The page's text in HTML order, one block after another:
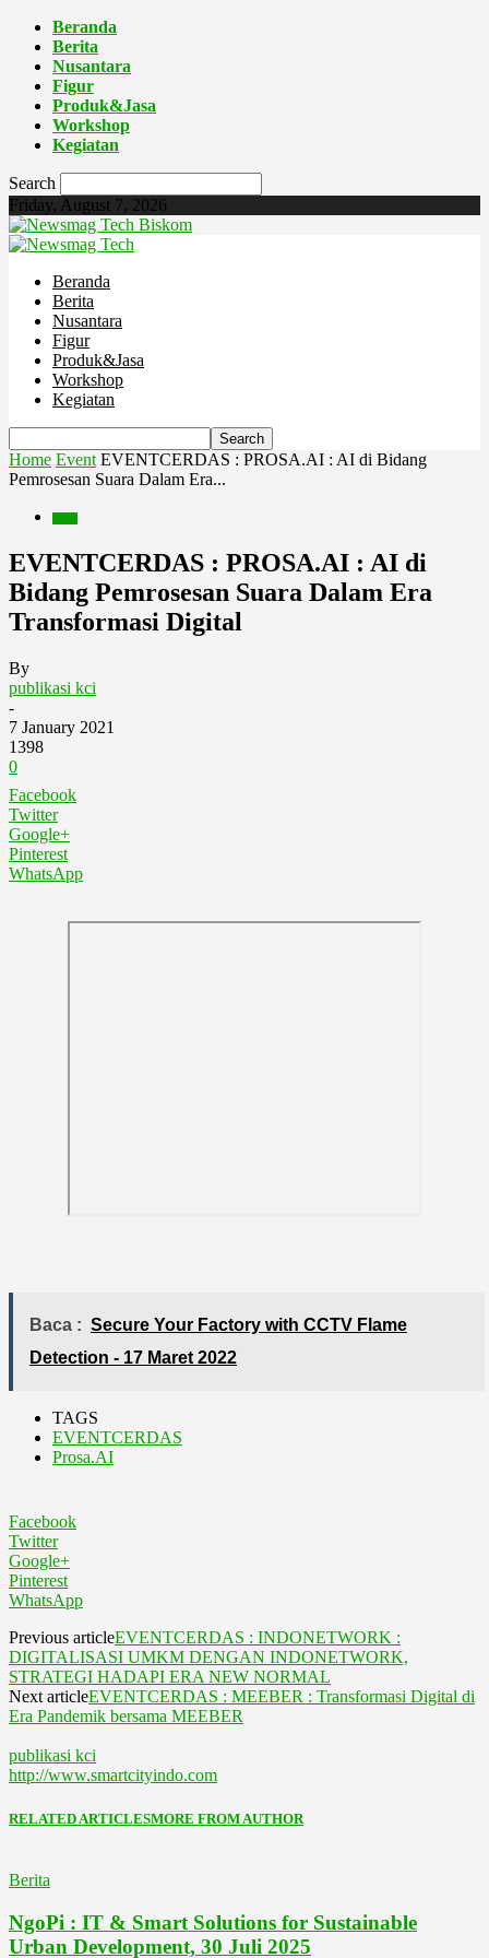
Beranda
Berita
Nusantara
Figur
Produk&Jasa
Workshop
Kegiatan
Search
Friday, August 7, 2026
Biskom
Beranda
Berita
Nusantara
Figur
Produk&Jasa
Workshop
Kegiatan
Home Event EVENTCERDAS : PROSA.AI : AI di Bidang
Pemrosesan Suara Dalam Era...
EVENTCERDAS : PROSA.AI : AI di
Bidang Pemrosesan Suara Dalam Era
Transformasi Digital
By
publikasi kci
-
7 January 2021
1398
0
Facebook
Twitter
Google+
Pinterest
WhatsApp
Baca : Secure Your Factory with CCTV Flame
Detection - 17 Maret 2022
TAGS
EVENTCERDAS
Prosa.AI
Facebook
Twitter
Google+
Pinterest
WhatsApp
Previous articleEVENTCERDAS : INDONETWORK :
DIGITALISASI UMKM DENGAN INDONETWORK,
STRATEGI HADAPI ERA NEW NORMAL
Next articleEVENTCERDAS : MEEBER : Transformasi Digital di
Era Pandemik bersama MEEBER
publikasi kci
http://www.smartcityindo.com
RELATED ARTICLESMORE FROM AUTHOR
Berita
NgoPi : IT & Smart Solutions for Sustainable
Urban Development, 30 Juli 2025